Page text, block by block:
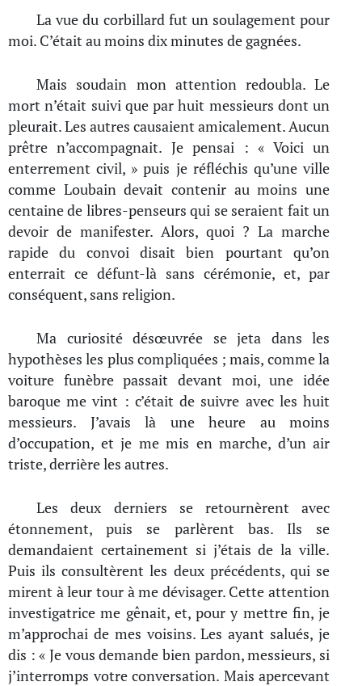
La vue du corbillard fut un soulagement pour
moi. C’était au moins dix minutes de gagnées.
Mais soudain mon attention redoubla. Le
mort n’était suivi que par huit messieurs dont un
pleurait. Les autres causaient amicalement. Aucun
prêtre n’accompagnait. Je pensai : « Voici un
enterrement civil, » puis je réfléchis qu’une ville
comme Loubain devait contenir au moins une
centaine de libres-penseurs qui se seraient fait un
devoir de manifester. Alors, quoi ? La marche
rapide du convoi disait bien pourtant qu’on
enterrait ce défunt-là sans cérémonie, et, par
conséquent, sans religion.
Ma curiosité désœuvrée se jeta dans les
hypothèses les plus compliquées ; mais, comme la
voiture funèbre passait devant moi, une idée
baroque me vint : c’était de suivre avec les huit
messieurs. J’avais là une heure au moins
d’occupation, et je me mis en marche, d’un air
triste, derrière les autres.
Les deux derniers se retournèrent avec
étonnement, puis se parlèrent bas. Ils se
demandaient certainement si j’étais de la ville.
Puis ils consultèrent les deux précédents, qui se
mirent à leur tour à me dévisager. Cette attention
investigatrice me gênait, et, pour y mettre fin, je
m’approchai de mes voisins. Les ayant salués, je
dis : « Je vous demande bien pardon, messieurs, si
j’interromps votre conversation. Mais apercevant